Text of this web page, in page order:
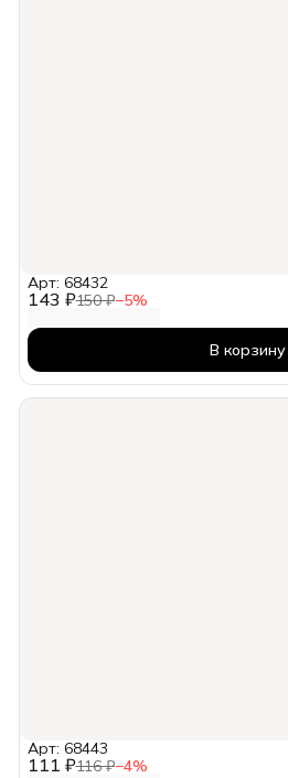
143 ₽150 ₽−5%
Арт: 68432
В корзину
111 ₽116 ₽−4%
Арт: 68443